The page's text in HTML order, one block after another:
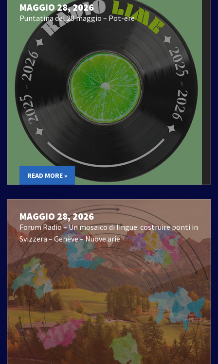
MAGGIO 28, 2026
Puntatina del 28 maggio – Pot-ere
READ MORE »
MAGGIO 28, 2026
Forum Radio – Un mosaico di lingue: costruire ponti in
Svizzera – Genève – Nuove arie